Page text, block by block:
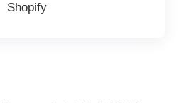
Shopify